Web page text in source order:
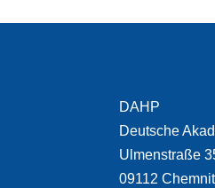
DAHP
Deutsche
Ulmenstraße
09112